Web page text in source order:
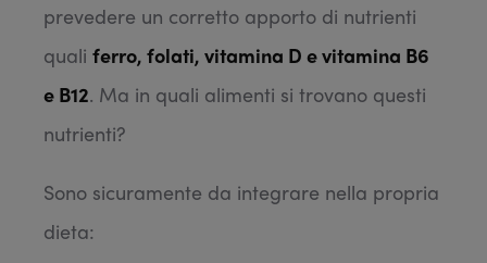
prevedere un corretto apporto di nutrienti
quali ferro, folati, vitamina D e vitamina B6
e B12. Ma in quali alimenti si trovano questi
nutrienti?
Sono sicuramente da integrare nella propria
dieta: